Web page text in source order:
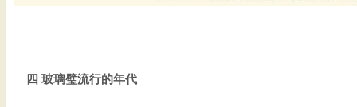
四 玻璃璧流行的年代